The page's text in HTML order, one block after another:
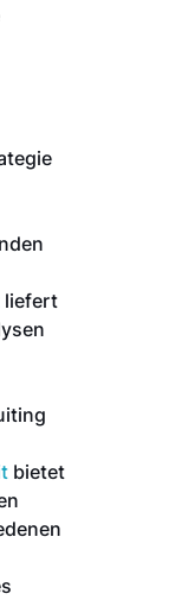
liefert
bietet